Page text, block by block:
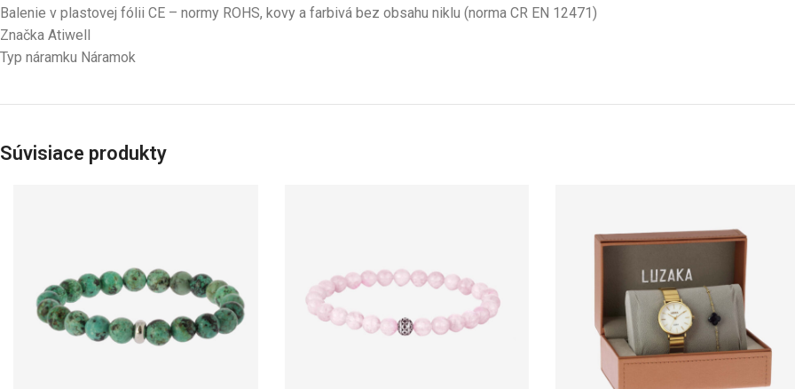
Balenie v plastovej fólii CE – normy ROHS, kovy a farbivá bez obsahu niklu (norma CR EN 12471)
Značka Atiwell
Typ náramku Náramok
Súvisiace produkty